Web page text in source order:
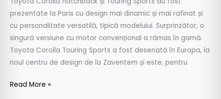
prezentate la Paris cu design mai dinamic și mai rafinat și
cu personalitate versatilă, tipică modelului. Surprinzător, o
singură versiune cu motor convențional a rămas în gamă.
Toyota Corolla Touring Sports a fost desenată în Europa, la
noul centru de design de la Zaventem și este, pentru
Read More »